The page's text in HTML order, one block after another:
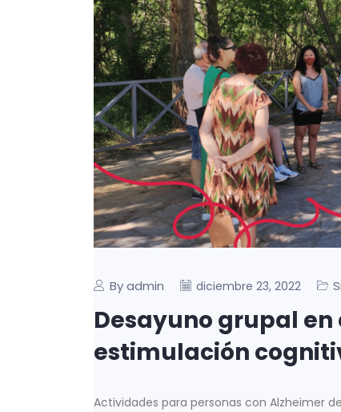
By admin diciembre 23, 2022
Desayuno grupal
estimulación
Actividades para personas con Alzheimer